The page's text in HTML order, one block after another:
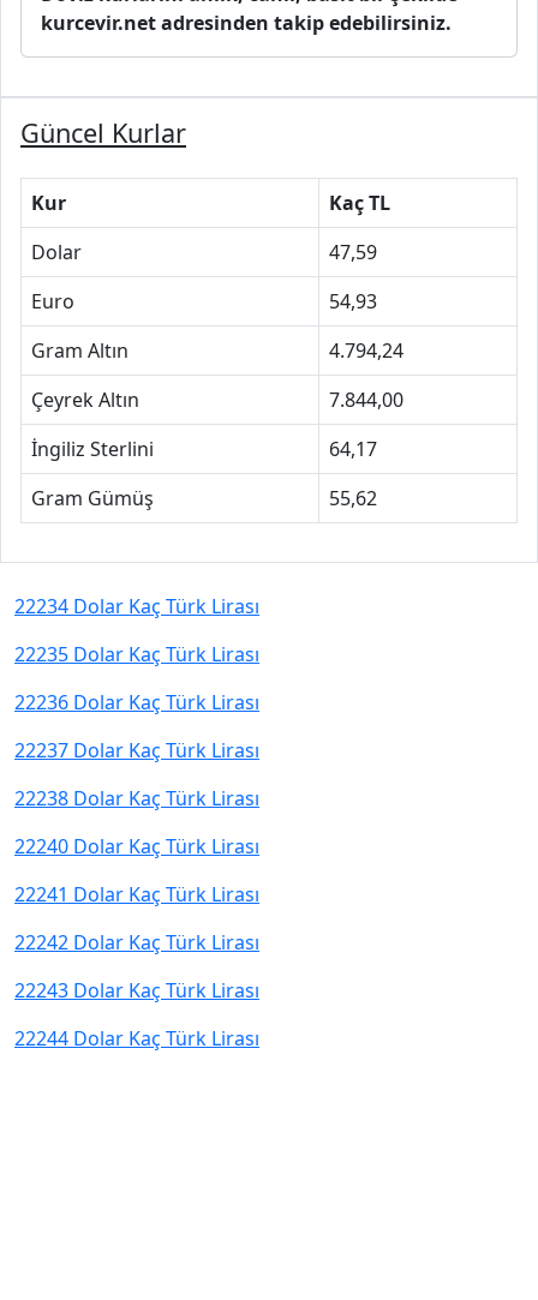
kurcevir.net adresinden takip edebilirsiniz.
Güncel Kurlar
Kur
Kaç TL
Dolar
47,59
Euro
54,93
Gram Altın
4.794,24
Çeyrek Altın
7.844,00
İngiliz Sterlini
64,17
Gram Gümüş
55,62
22234 Dolar Kaç Türk Lirası
22235 Dolar Kaç Türk Lirası
22236 Dolar Kaç Türk Lirası
22237 Dolar Kaç Türk Lirası
22238 Dolar Kaç Türk Lirası
22240 Dolar Kaç Türk Lirası
22241 Dolar Kaç Türk Lirası
22242 Dolar Kaç Türk Lirası
22243 Dolar Kaç Türk Lirası
22244 Dolar Kaç Türk Lirası